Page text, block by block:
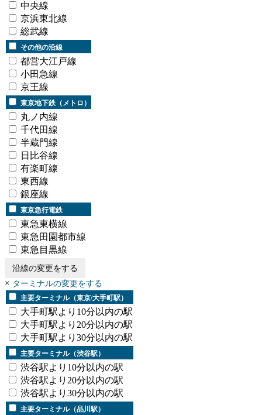
中央線
京浜東北線
総武線
その他の沿線
都営大江戸線
小田急線
京王線
東京地下鉄（メトロ）
丸ノ内線
千代田線
半蔵門線
日比谷線
有楽町線
東西線
銀座線
東京急行電鉄
東急東横線
東急田園都市線
東急目黒線
沿線の変更をする
× ターミナルの変更をする
主要ターミナル（東京/大手町駅）
大手町駅より10分以内の駅
大手町駅より20分以内の駅
大手町駅より30分以内の駅
主要ターミナル（渋谷駅）
渋谷駅より10分以内の駅
渋谷駅より20分以内の駅
渋谷駅より30分以内の駅
主要ターミナル（品川駅）